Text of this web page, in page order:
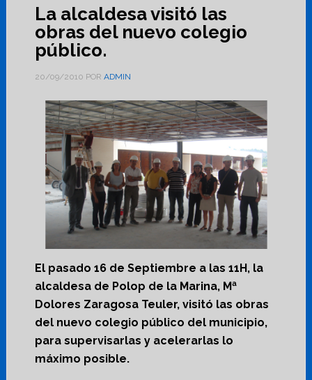
La alcaldesa visitó las
obras del nuevo colegio
público.
20/09/2010 POR ADMIN
El pasado 16 de Septiembre a las 11H, la
alcaldesa de Polop de la Marina, Mª
Dolores Zaragosa Teuler, visitó las obras
del nuevo colegio público del municipio,
para supervisarlas y acelerarlas lo
máximo posible.